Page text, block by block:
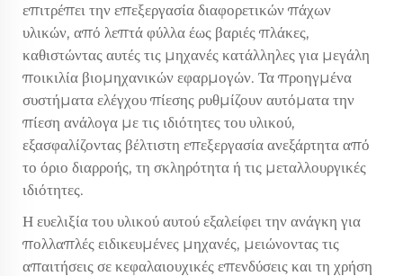
επιτρέπει την επεξεργασία διαφορετικών πάχων
υλικών, από λεπτά φύλλα έως βαριές πλάκες,
καθιστώντας αυτές τις μηχανές κατάλληλες για μεγάλη
ποικιλία βιομηχανικών εφαρμογών. Τα προηγμένα
συστήματα ελέγχου πίεσης ρυθμίζουν αυτόματα την
πίεση ανάλογα με τις ιδιότητες του υλικού,
εξασφαλίζοντας βέλτιστη επεξεργασία ανεξάρτητα από
το όριο διαρροής, τη σκληρότητα ή τις μεταλλουργικές
ιδιότητες.
Η ευελιξία του υλικού αυτού εξαλείφει την ανάγκη για
πολλαπλές ειδικευμένες μηχανές, μειώνοντας τις
απαιτήσεις σε κεφαλαιουχικές επενδύσεις και τη χρήση